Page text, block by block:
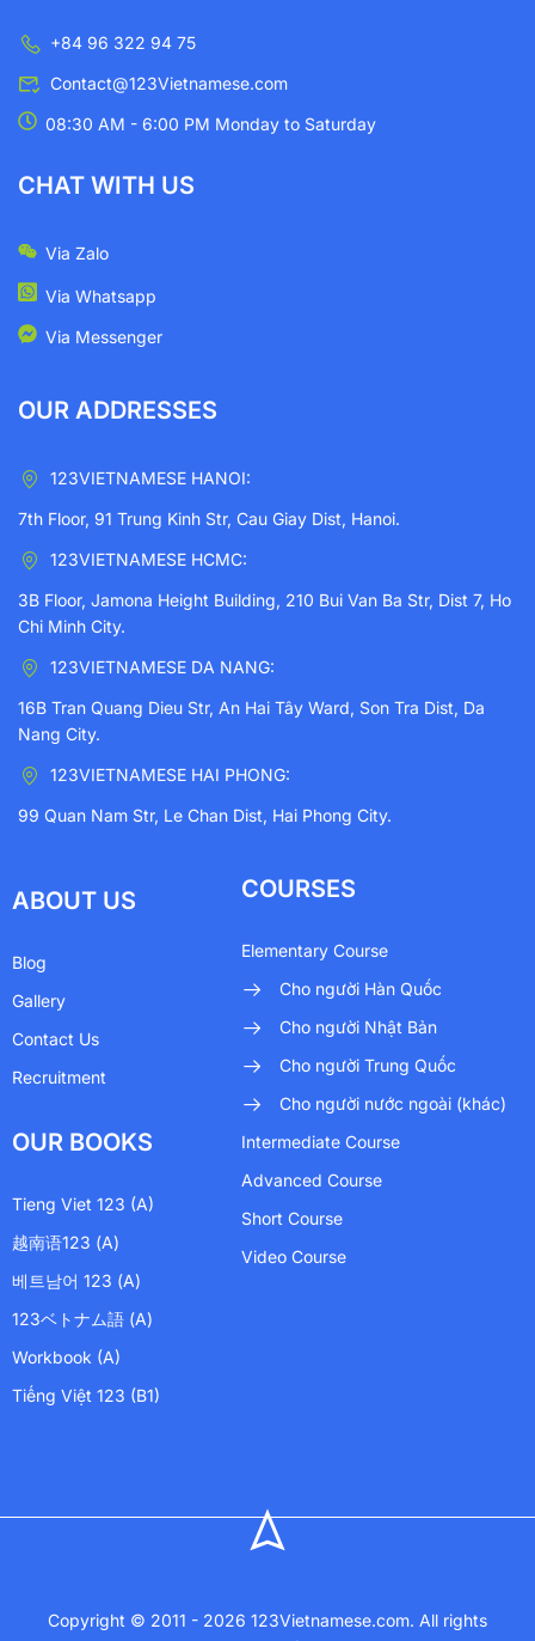
+84 96 322 94 75
Contact@123Vietnamese.com
08:30 AM - 6:00 PM Monday to Saturday
CHAT WITH US
Via Zalo
Via Whatsapp
Via Messenger
OUR ADDRESSES
123VIETNAMESE HANOI:
7th Floor, 91 Trung Kinh Str, Cau Giay Dist, Hanoi.
123VIETNAMESE HCMC:
3B Floor, Jamona Height Building, 210 Bui Van Ba Str, Dist 7, Ho
Chi Minh City.
123VIETNAMESE DA NANG:
16B Tran Quang Dieu Str, An Hai Tây Ward, Son Tra Dist, Da
Nang City.
123VIETNAMESE HAI PHONG:
99 Quan Nam Str, Le Chan Dist, Hai Phong City.
ABOUT US
Blog
Gallery
Contact Us
Recruitment
OUR BOOKS
Tieng Viet 123 (A)
越南语123 (A)
베트남어 123 (A)
123ベトナム語 (A)
Workbook (A)
Tiếng Việt 123 (B1)
COURSES
Elementary Course
Cho người Hàn Quốc
Cho người Nhật Bản
Cho người Trung Quốc
Cho người nước ngoài (khác)
Intermediate Course
Advanced Course
Short Course
Video Course
Copyright © 2011 - 2026 123Vietnamese.com. All rights